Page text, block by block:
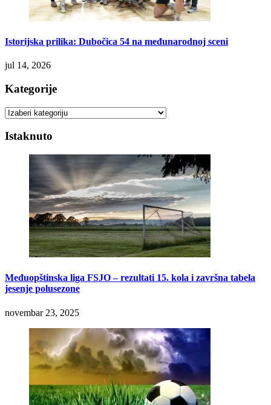
Istorijska prilika: Dubočica 54 na međunarodnoj sceni
jul 14, 2026
Kategorije
Kategorije
Istaknuto
Međuopštinska liga FSJO – rezultati 15. kola i završna tabela
jesenje polusezone
novembar 23, 2025